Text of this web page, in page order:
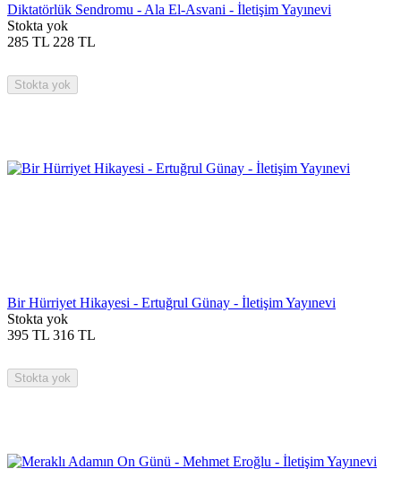
Diktatörlük Sendromu - Ala El-Asvani - İletişim Yayınevi
Stokta yok
285 TL 228 TL
Stokta yok
Bir Hürriyet Hikayesi - Ertuğrul Günay - İletişim Yayınevi
Stokta yok
395 TL 316 TL
Stokta yok